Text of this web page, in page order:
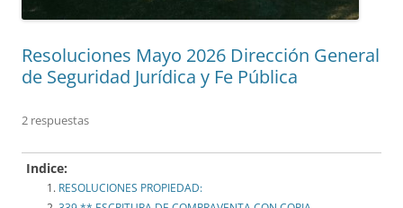
Resoluciones Mayo 2026 Dirección General
de Seguridad Jurídica y Fe Pública
2 respuestas
Indice:
RESOLUCIONES PROPIEDAD: